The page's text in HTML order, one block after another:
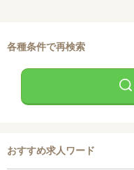
各種条件で再検索
おすすめ求人ワード